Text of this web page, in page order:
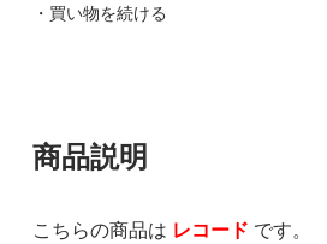
・買い物を続ける
商品説明
こちらの商品は レコード です。